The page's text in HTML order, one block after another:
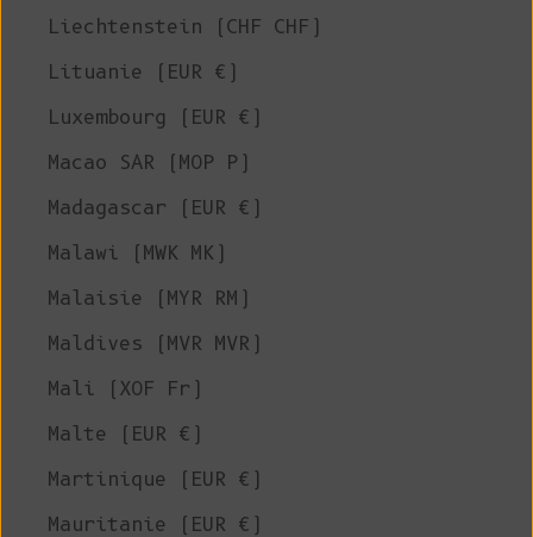
Liechtenstein (CHF CHF)
Lituanie (EUR €)
Luxembourg (EUR €)
Macao SAR (MOP P)
Madagascar (EUR €)
Malawi (MWK MK)
Malaisie (MYR RM)
Maldives (MVR MVR)
Mali (XOF Fr)
Malte (EUR €)
Martinique (EUR €)
Mauritanie (EUR €)